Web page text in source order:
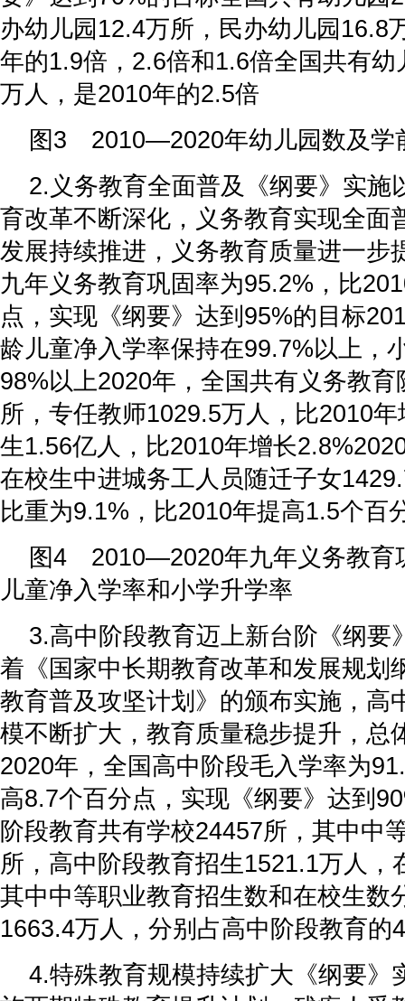
办幼儿园12.4万所，民办幼儿园16.8
年的1.9倍，2.6倍和1.6倍全国共有
万人，是2010年的2.5倍
图3 2010—2020年幼儿园数及学
2.义务教育全面普及《纲要》实施
育改革不断深化，义务教育实现全面
发展持续推进，义务教育质量进一步
九年义务教育巩固率为95.2%，比
点，实现《纲要》达到95%的目标
龄儿童净入学率保持在99.7%以上，
98%以上2020年，全国共有义务教
所，专任教师1029.5万人，比2010
生1.56亿人，比2010年增长
在校生中进城务工人员随迁子女
比重为9.1%，比2010年提高1.5个百
图4 2010—2020年九年义务教育
儿童净入学率和小学升学率
3.高中阶段教育迈上新台阶《纲要
着《国家中长期教育改革和发展规划
教育普及攻坚计划》的颁布实施，高
模不断扩大，教育质量稳步提升，总
2020年，全国高中阶段毛入学率为
高8.7个百分点，实现《纲要》达到
阶段教育共有学校24457所，其中中
所，高中阶段教育招生1521.1万人，
其中中等职业教育招生数和在校生数
1663.4万人，分别占高中阶段教育的
4.特殊教育规模持续扩大《纲要》